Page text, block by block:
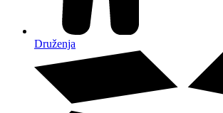
Druženja